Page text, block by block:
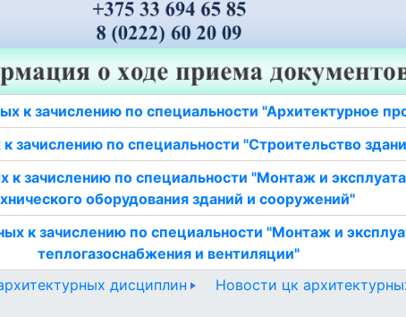
к зачислению по специальности "Архитектурное
зачислению по специальности "Строительство
к зачислению по специальности "Монтаж и
оборудования зданий и сооружений"
к зачислению по специальности "Монтаж и
теплогазоснабжения и вентиляции"
дисциплин
Новости цк